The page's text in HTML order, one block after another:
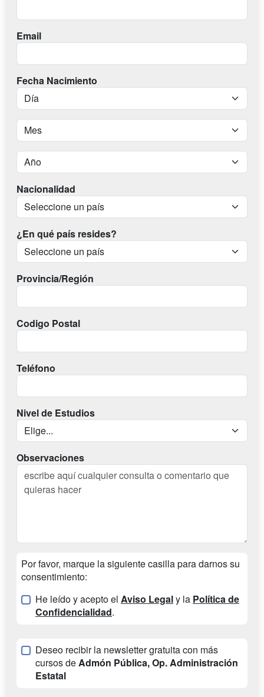
Email
Fecha Nacimiento
Nacionalidad
¿En qué país resides?
Provincia/Región
Codigo Postal
Teléfono
Nivel de Estudios
Observaciones
Por favor, marque la siguiente casilla para darnos su
consentimiento:
He leído y acepto el Aviso Legaly la Política de
Confidencialidad.
Deseo recibir la newsletter gratuita con más
cursos deAdmón Pública, Op. Administración
Estatal